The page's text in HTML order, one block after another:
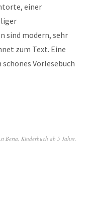
einer
sind modern, sehr
zum Text. Eine
Vorlesebuch
Berta, Kinderbuch ab 5 Jahre,